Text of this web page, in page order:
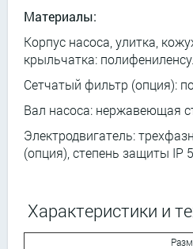
Материалы:
Корпус насоса, улитка,
крыльчатка:
Сетчатый фильтр (опция):
Вал насоса: нержавеющая
Электродвигатель:
(опция), степень защиты IP
Характеристики и